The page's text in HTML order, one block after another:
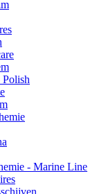
- Marine Line